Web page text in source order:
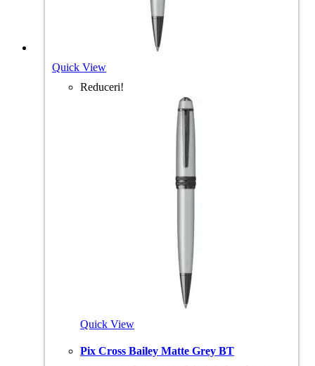
Quick View
Reduceri!
Quick View
Pix Cross Bailey Matte Grey BT